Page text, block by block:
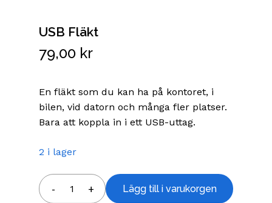
USB Fläkt
79,00 kr
En fläkt som du kan ha på kontoret, i
bilen, vid datorn och många fler platser.
Bara att koppla in i ett USB-uttag.
2 i lager
USB
Fläkt
Lägg till i varukorgen